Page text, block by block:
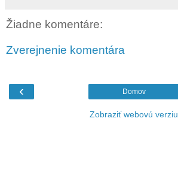
Žiadne komentáre:
Zverejnenie komentára
‹ Domov
Zobraziť webovú verziu